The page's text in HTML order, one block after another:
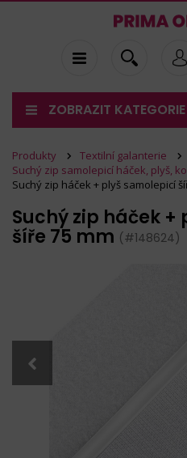
ZOBRAZIT KATEGORIE
Produkty Textilní galanterie
Suchý zip samolepicí háček, plyš,
Suchý zip háček + plyš samolepicí
Suchý zip háček
šíře 75 mm (#148624)